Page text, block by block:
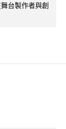
台製作者與創